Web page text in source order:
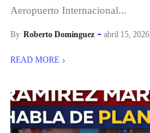
Aeropuerto Internacional...
By Roberto Dominguez abril 15, 2026
READ MORE